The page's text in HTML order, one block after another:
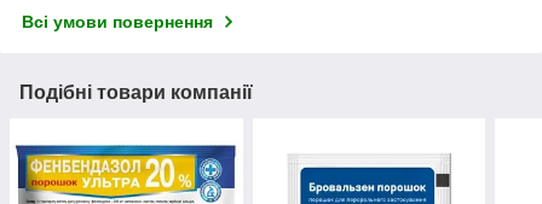
Всі умови повернення
Подібні товари компанії